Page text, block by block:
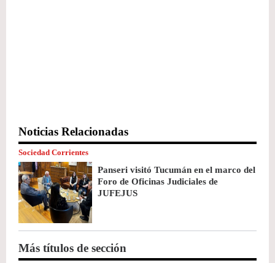
Noticias Relacionadas
Sociedad Corrientes
Panseri visitó Tucumán en el marco del
Foro de Oficinas Judiciales de
JUFEJUS
Más títulos de sección